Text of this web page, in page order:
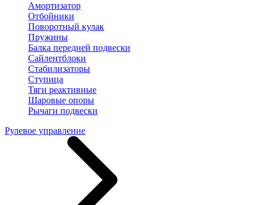
Амортизатор
Отбойники
Поворотный кулак
Пружины
Балка передней подвески
Сайлентблоки
Стабилизаторы
Ступица
Тяги реактивные
Шаровые опоры
Рычаги подвески
Рулевое управление